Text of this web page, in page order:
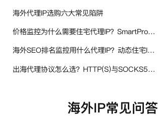
海外代理IP选购六大常见陷阱
价格监控为什么需要住宅代理IP？SmartProxy助力跨境商家实现全球竞品数据采集
海外SEO排名监控用什么代理IP？动态住宅IP与静态住宅IP怎么选
出海代理协议怎么选？HTTP(S)与SOCKS5核心差异与选型技巧
海外IP常见问答